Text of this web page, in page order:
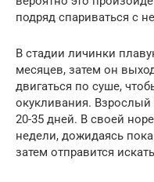
подряд спариваться с
В стадии личинки
месяцев, затем он
двигаться по суше,
окукливания. Взрослый
20-35 дней. В своей
недели, дожидаясь
затем отправится